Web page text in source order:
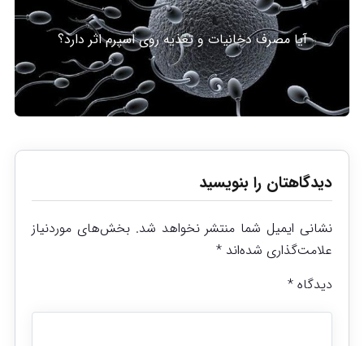
آیا مصرف دخانیات و تغذیه روی اسپرم اثر دارد؟
دیدگاهتان را بنویسید
نشانی ایمیل شما منتشر نخواهد شد. بخش‌های موردنیاز
علامت‌گذاری شده‌اند *
دیدگاه *